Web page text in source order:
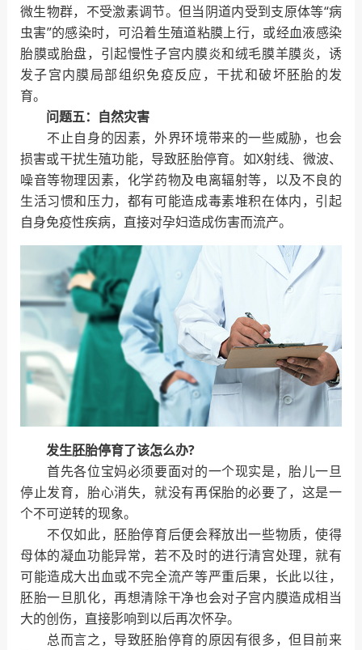
微生物群，不受激素调节。但当阴道内受到支原体等“病
虫害”的感染时，可沿着生殖道粘膜上行，或经血液感染
胎膜或胎盘，引起慢性子宫内膜炎和绒毛膜羊膜炎，诱
发子宫内膜局部组织免疫反应，干扰和破坏胚胎的发
育。
问题五：自然灾害
不止自身的因素，外界环境带来的一些威胁，也会
损害或干扰生殖功能，导致胚胎停育。如X射线、微波、
噪音等物理因素，化学药物及电离辐射等，以及不良的
生活习惯和压力，都有可能造成毒素堆积在体内，引起
自身免疫性疾病，直接对孕妇造成伤害而流产。
发生胚胎停育了该怎么办?
首先各位宝妈必须要面对的一个现实是，胎儿一旦
停止发育，胎心消失，就没有再保胎的必要了，这是一
个不可逆转的现象。
不仅如此，胚胎停育后便会释放出一些物质，使得
母体的凝血功能异常，若不及时的进行清宫处理，就有
可能造成大出血或不完全流产等严重后果，长此以往，
胚胎一旦肌化，再想清除干净也会对子宫内膜造成相当
大的创伤，直接影响到以后再次怀孕。
总而言之，导致胚胎停育的原因有很多，但目前来